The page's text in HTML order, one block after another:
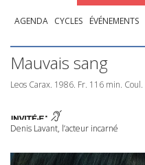
AGENDA CYCLES ÉVÉNEMENTS
Mauvais sang
Leos Carax. 1986. Fr. 116 min. Coul.
Denis Lavant, l’acteur incarné